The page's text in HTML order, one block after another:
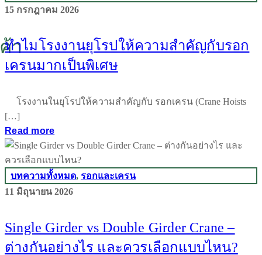
า
15 กรกฎาคม 2026
ทำไมโรงงานยุโรปให้ความสำคัญกับรอก
เครนมากเป็นพิเศษ
โรงงานในยุโรปให้ความสำคัญกับ รอกเครน (Crane Hoists
[…]
Read more
บทความทั้งหมด, รอกและเครน
11 มิถุนายน 2026
Single Girder vs Double Girder Crane –
ต่างกันอย่างไร และควรเลือกแบบไหน?